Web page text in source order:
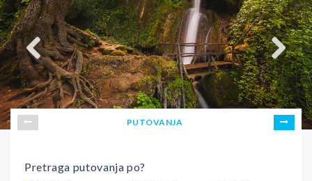
PUTOVANJA
Pretraga putovanja po?